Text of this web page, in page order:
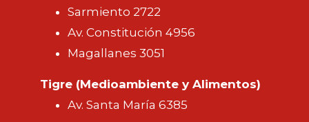
Sarmiento 2722
Av. Constitución 4956
Magallanes 3051
Tigre (Medioambiente y Alimentos)
Av. Santa María 6385